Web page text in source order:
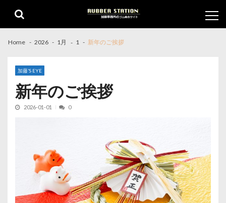
navigation
content
Home 2026 1月 1 新年のご挨拶
加藤’S EYE
新年のご挨拶
2026-01-01 0